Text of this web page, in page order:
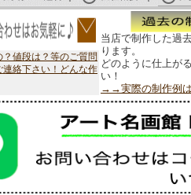
値段は？等のご質問
絡下さい！どんな作
当店で制作した過
ります。
どのように仕上が
い！
→→実際の制作例